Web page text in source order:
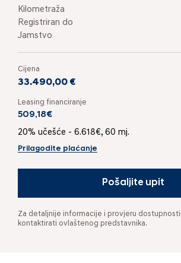
Kilometraža
Registriran do
Jamstvo
Cijena
33.490,00 €
Leasing financiranje
509,18€
20% učešće - 6.618€, 60 mj.
Prilagodite plaćanje
Pošaljite upit
Za detaljnije informacije i provjeru
kontaktirati ovlaštenog predstavnika.